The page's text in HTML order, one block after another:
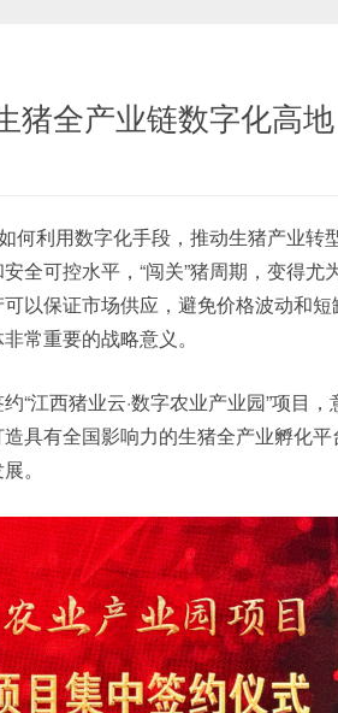
猪全产业链数字化高地
何利用数字化手段，推动生猪产业转
可控水平，“闯关”猪周期，变得尤
以保证市场供应，避免价格波动和短
常重要的战略意义。
“江西猪业云·数字农业产业园”项目，
具有全国影响力的生猪全产业孵化平
。